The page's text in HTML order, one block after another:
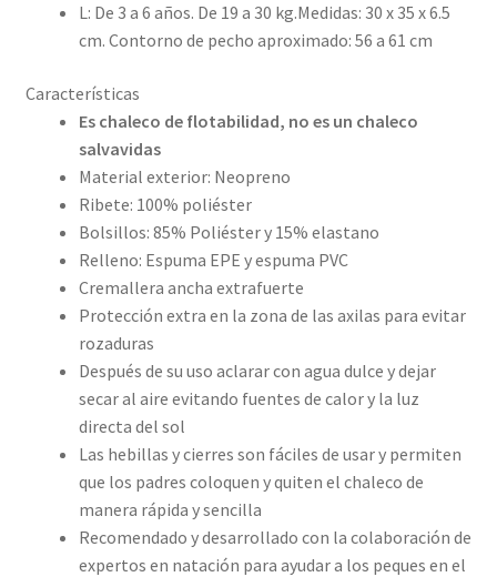
L: De 3 a 6 años. De 19 a 30 kg.Medidas: 30 x 35 x 6.5
cm. Contorno de pecho aproximado: 56 a 61 cm
Características
Es chaleco de flotabilidad, no es un chaleco
salvavidas
Material exterior: Neopreno
Ribete: 100% poliéster
Bolsillos: 85% Poliéster y 15% elastano
Relleno: Espuma EPE y espuma PVC
Cremallera ancha extrafuerte
Protección extra en la zona de las axilas para evitar
rozaduras
Después de su uso aclarar con agua dulce y dejar
secar al aire evitando fuentes de calor y la luz
directa del sol
Las hebillas y cierres son fáciles de usar y permiten
que los padres coloquen y quiten el chaleco de
manera rápida y sencilla
Recomendado y desarrollado con la colaboración de
expertos en natación para ayudar a los peques en el